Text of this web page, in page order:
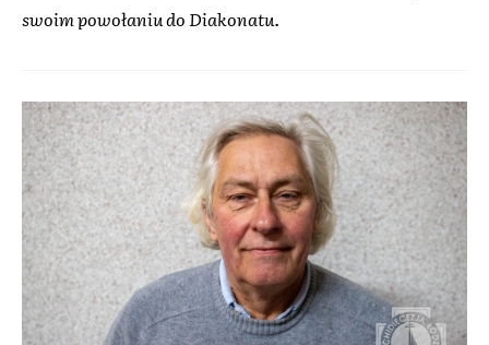
swoim powołaniu do Diakonatu.